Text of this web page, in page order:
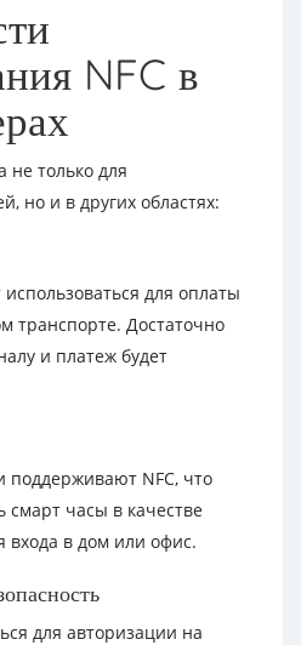
NFC в
не только для
но и в других областях:
для оплаты
транспорте. Достаточно
и платеж будет
NFC, что
смарт часы в качестве
входа в дом или офис.
для авторизации на